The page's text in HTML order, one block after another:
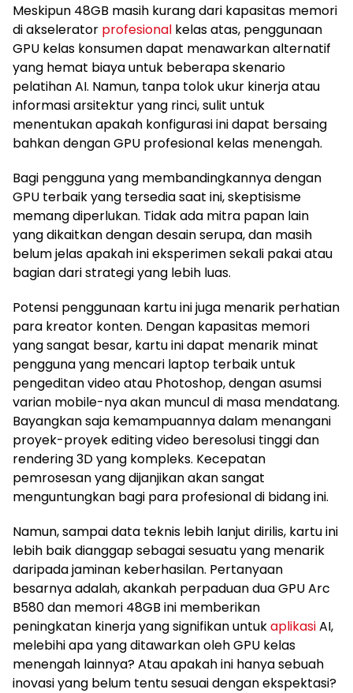
Meskipun 48GB masih kurang dari kapasitas memori
di akselerator profesional kelas atas, penggunaan
GPU kelas konsumen dapat menawarkan alternatif
yang hemat biaya untuk beberapa skenario
pelatihan AI. Namun, tanpa tolok ukur kinerja atau
informasi arsitektur yang rinci, sulit untuk
menentukan apakah konfigurasi ini dapat bersaing
bahkan dengan GPU profesional kelas menengah.
Bagi pengguna yang membandingkannya dengan
GPU terbaik yang tersedia saat ini, skeptisisme
memang diperlukan. Tidak ada mitra papan lain
yang dikaitkan dengan desain serupa, dan masih
belum jelas apakah ini eksperimen sekali pakai atau
bagian dari strategi yang lebih luas.
Potensi penggunaan kartu ini juga menarik perhatian
para kreator konten. Dengan kapasitas memori
yang sangat besar, kartu ini dapat menarik minat
pengguna yang mencari laptop terbaik untuk
pengeditan video atau Photoshop, dengan asumsi
varian mobile-nya akan muncul di masa mendatang.
Bayangkan saja kemampuannya dalam menangani
proyek-proyek editing video beresolusi tinggi dan
rendering 3D yang kompleks. Kecepatan
pemrosesan yang dijanjikan akan sangat
menguntungkan bagi para profesional di bidang ini.
Namun, sampai data teknis lebih lanjut dirilis, kartu ini
lebih baik dianggap sebagai sesuatu yang menarik
daripada jaminan keberhasilan. Pertanyaan
besarnya adalah, akankah perpaduan dua GPU Arc
B580 dan memori 48GB ini memberikan
peningkatan kinerja yang signifikan untukaplikasiAI,
melebihi apa yang ditawarkan oleh GPU kelas
menengah lainnya? Atau apakah ini hanya sebuah
inovasi yang belum tentu sesuai dengan ekspektasi?